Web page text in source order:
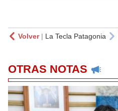
Volver| La Tecla Patagonia
OTRAS NOTAS